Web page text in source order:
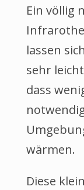
Ein völlig
lassen
sehr
dass
wärmen.
Diese